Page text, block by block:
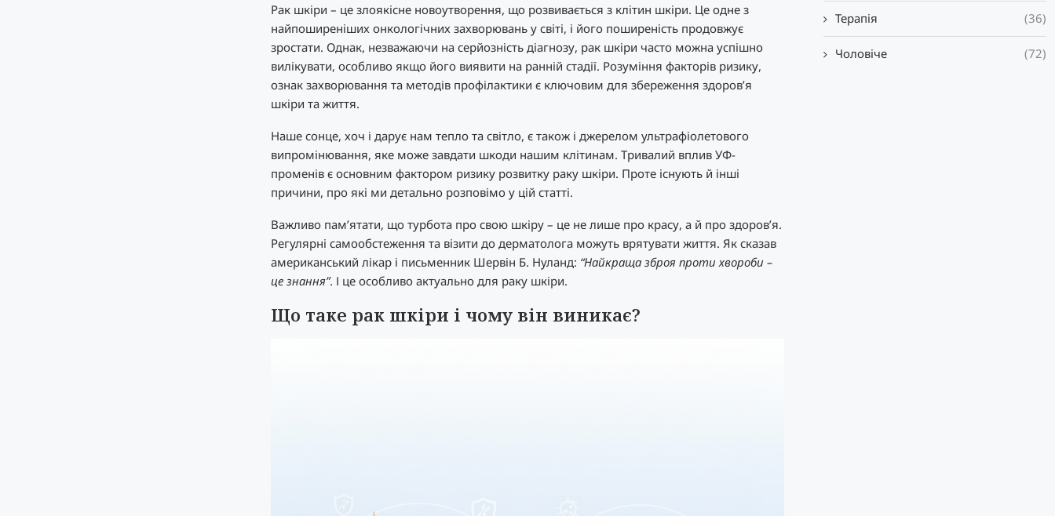
Рак шкіри – це злоякісне новоутворення, що розвивається з клітин шкіри. Це одне з
найпоширеніших онкологічних захворювань у світі, і його поширеність продовжує
зростати. Однак, незважаючи на серйозність діагнозу, рак шкіри часто можна успішно
вилікувати, особливо якщо його виявити на ранній стадії. Розуміння факторів ризику,
ознак захворювання та методів профілактики є ключовим для збереження здоров’я
шкіри та життя.
Наше сонце, хоч і дарує нам тепло та світло, є також і джерелом ультрафіолетового
випромінювання, яке може завдати шкоди нашим клітинам. Тривалий вплив УФ-
променів є основним фактором ризику розвитку раку шкіри. Проте існують й інші
причини, про які ми детально розповімо у цій статті.
Важливо пам’ятати, що турбота про свою шкіру – це не лише про красу, а й про здоров’я.
Регулярні самообстеження та візити до дерматолога можуть врятувати життя. Як сказав
американський лікар і письменник Шервін Б. Нуланд: “Найкраща зброя проти хвороби –
це знання”. І це особливо актуально для раку шкіри.
Що таке рак шкіри і чому він виникає?
Терапія (36)
Чоловіче (72)